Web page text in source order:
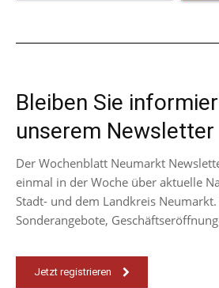
Bleiben Sie
unserem Newsletter
Der Wochenblatt Neumarkt
einmal in der Woche über aktuelle
Stadt- und dem Landkreis Neumarkt.
Sonderangebote,
Jetzt registrieren